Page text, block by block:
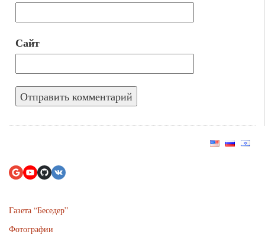
Сайт
Газета “Беседер”
Фотографии